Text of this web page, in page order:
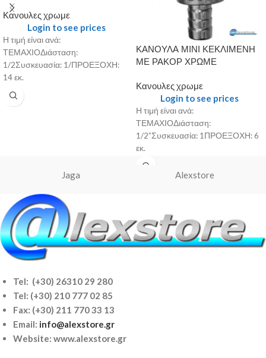
Κανουλες χρωμε
Login to see prices
Η τιμή είναι ανά:
ΤΕΜΑΧΙΟΔιάσταση:
1/2Συσκευασία: 1/ΠΡΟΕΞΟΧΗ:
14 εκ.
ΚΑΝΟΥΛΑ ΜΙΝΙ ΚΕΚΛΙΜΕΝΗ
ΜΕ ΡΑΚΟΡ ΧΡΩΜΕ
Κανουλες χρωμε
Login to see prices
Η τιμή είναι ανά:
ΤΕΜΑΧΙΟΔιάσταση:
1/2”Συσκευασία: 1ΠΡΟΕΞΟΧΗ: 6
εκ.
Jaga Alexstore
Tel: (+30) 26310 29 280
Tel: (+30) 210 777 02 85
Fax: (+30) 211 770 33 13
Email: info@alexstore.gr
Website: www.alexstore.gr